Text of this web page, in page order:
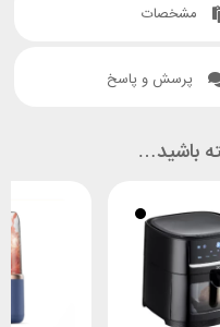
مشخصات
پرسش و پاسخ
باشید…